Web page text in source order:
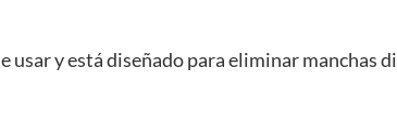
usar y está diseñado para eliminar manchas